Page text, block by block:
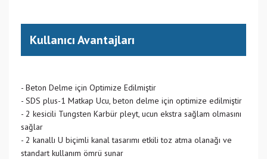
Kullanıcı Avantajları
- Beton Delme için Optimize Edilmiştir
- SDS plus-1 Matkap Ucu, beton delme için optimize edilmiştir
- 2 kesicili Tungsten Karbür pleyt, ucun ekstra sağlam olmasını
sağlar
- 2 kanallı U biçimli kanal tasarımı etkili toz atma olanağı ve
standart kullanım ömrü sunar